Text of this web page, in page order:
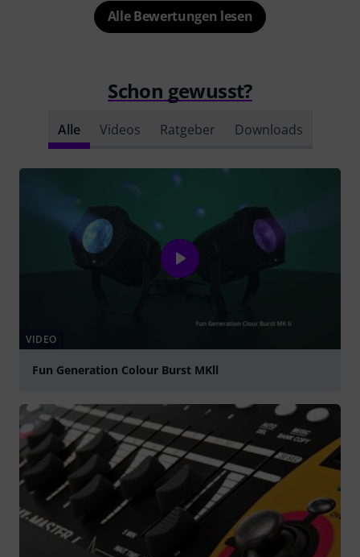
Alle Bewertungen lesen
Schon gewusst?
Alle Videos Ratgeber Downloads
VIDEO
Fun Generation Colour Burst MKll